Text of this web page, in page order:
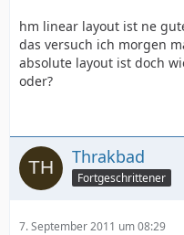
hm linear layout ist ne
das versuch ich morgen
absolute layout ist doch
oder?
Thrakbad
Fortgeschrittener
7. September 2011 um 08:29